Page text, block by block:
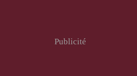
Publicité